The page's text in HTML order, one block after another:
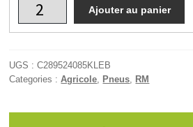
Ajouter au panier
UGS :C289524085KLEB
Categories :Agricole, Pneus, RM